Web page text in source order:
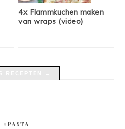
4x Flammkuchen maken
van wraps (video)
#PASTA